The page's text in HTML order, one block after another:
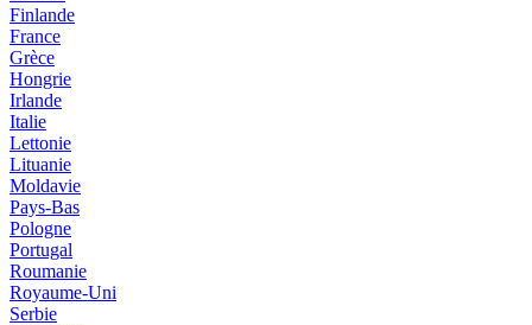
Finlande
France
Grèce
Hongrie
Irlande
Italie
Lettonie
Lituanie
Moldavie
Pays-Bas
Pologne
Portugal
Roumanie
Royaume-Uni
Serbie